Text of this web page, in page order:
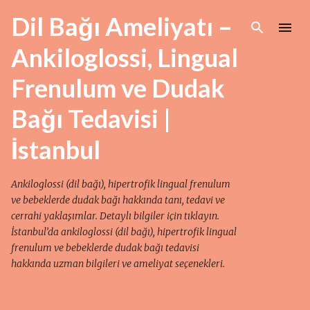
Ana içeriğe atla
Dil Bağı Ameliyatı –
Ankiloglossi, Lingual
Frenulum ve Dudak
Bağı Tedavisi |
İstanbul
Ankiloglossi (dil bağı), hipertrofik lingual frenulum
ve bebeklerde dudak bağı hakkında tanı, tedavi ve
cerrahi yaklaşımlar. Detaylı bilgiler için tıklayın.
İstanbul’da ankiloglossi (dil bağı), hipertrofik lingual
frenulum ve bebeklerde dudak bağı tedavisi
hakkında uzman bilgileri ve ameliyat seçenekleri.